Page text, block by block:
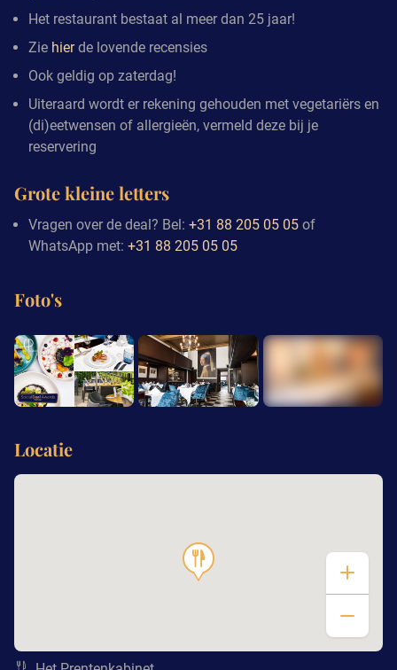
Het restaurant bestaat al meer dan 25 jaar!
Zie hierde lovende recensies
Ook geldig op zaterdag!
Uiteraard wordt er rekening gehouden met vegetariërs en
(di)eetwensen of allergieën, vermeld deze bij je
reservering
Grote kleine letters
Vragen over de deal? Bel: +31 88 205 05 05 of
WhatsApp met: +31 88 205 05 05
Foto's
Locatie